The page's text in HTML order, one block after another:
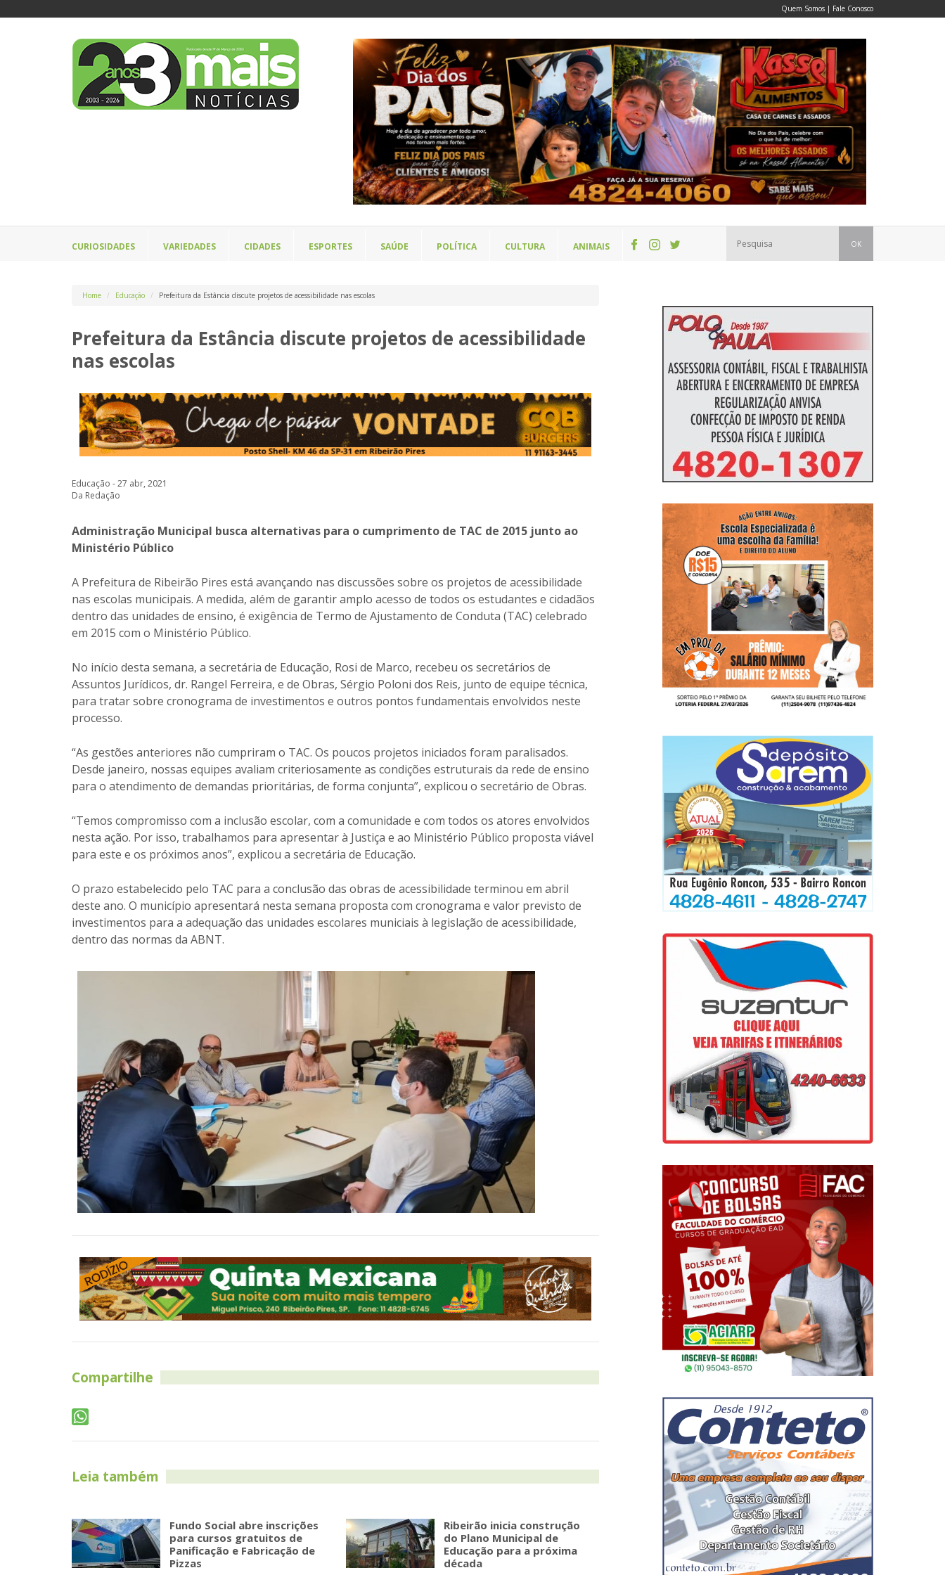
Quem Somos | Fale Conosco
CURIOSIDADES VARIEDADES CIDADES ESPORTES SAÚDE POLÍTICA CULTURA ANIMAIS OK
Home Educação Prefeitura da Estância discute projetos de acessibilidade nas escolas
Prefeitura da Estância discute projetos de acessibilidade
nas escolas
Educação - 27 abr, 2021
Da Redação
Administração Municipal busca alternativas para o cumprimento de TAC de 2015 junto ao
Ministério Público
A Prefeitura de Ribeirão Pires está avançando nas discussões sobre os projetos de acessibilidade
nas escolas municipais. A medida, além de garantir amplo acesso de todos os estudantes e cidadãos
dentro das unidades de ensino, é exigência de Termo de Ajustamento de Conduta (TAC) celebrado
em 2015 com o Ministério Público.
No início desta semana, a secretária de Educação, Rosi de Marco, recebeu os secretários de
Assuntos Jurídicos, dr. Rangel Ferreira, e de Obras, Sérgio Poloni dos Reis, junto de equipe técnica,
para tratar sobre cronograma de investimentos e outros pontos fundamentais envolvidos neste
processo.
“As gestões anteriores não cumpriram o TAC. Os poucos projetos iniciados foram paralisados.
Desde janeiro, nossas equipes avaliam criteriosamente as condições estruturais da rede de ensino
para o atendimento de demandas prioritárias, de forma conjunta”, explicou o secretário de Obras.
“Temos compromisso com a inclusão escolar, com a comunidade e com todos os atores envolvidos
nesta ação. Por isso, trabalhamos para apresentar à Justiça e ao Ministério Público proposta viável
para este e os próximos anos”, explicou a secretária de Educação.
O prazo estabelecido pelo TAC para a conclusão das obras de acessibilidade terminou em abril
deste ano. O município apresentará nesta semana proposta com cronograma e valor previsto de
investimentos para a adequação das unidades escolares municiais à legislação de acessibilidade,
dentro das normas da ABNT.
Compartilhe
Leia também
Fundo Social abre inscrições
para cursos gratuitos de
Panificação e Fabricação de
Pizzas
Ribeirão inicia construção
do Plano Municipal de
Educação para a próxima
década